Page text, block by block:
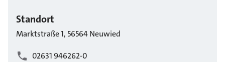
Standort
Marktstraße1, 56564Neuwied
02631 946262-0